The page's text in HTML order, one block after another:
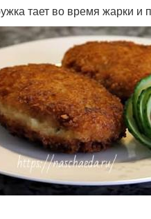
тает во время жарки и